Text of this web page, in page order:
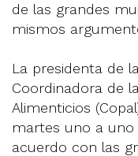
de las grandes
mismos
La presidenta de
Coordinadora de
Alimenticios
martes uno a
acuerdo con las